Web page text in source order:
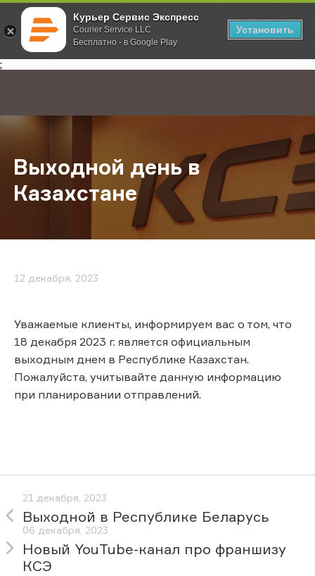
Курьер Сервис Экспресс
Courier Service LLC
Бесплатно - в Google Play
Установить
;
Главная О компании Новости Выходной день в Казахстане
Выходной день в
Казахстане
12 декабря, 2023
Уважаемые клиенты, информируем вас о том, что
18 декабря 2023 г. является официальным
выходным днем в Республике Казахстан.
Пожалуйста, учитывайте данную информацию
при планировании отправлений.
21 декабря, 2023
Выходной в Республике Беларусь
06 декабря, 2023
Новый YouTube-канал про франшизу
КСЭ